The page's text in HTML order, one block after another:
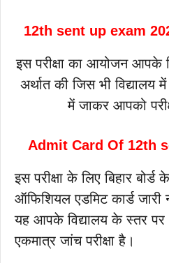
12th sent up exam
इस परीक्षा का आयोजन आपके
अर्थात की जिस भी
में जाकर आपको
Admit Card Of 12th
इस परीक्षा के लिए बिहार
ऑफिशियल एडमिट कार्ड जारी
यह आपके विद्यालय के स्तर पर
एकमात्र जांच परीक्षा है।